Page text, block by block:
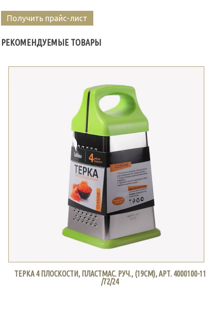
Получить прайс-лист
РЕКОМЕНДУЕМЫЕ ТОВАРЫ
ТЕРКА 4 ПЛОСКОСТИ, ПЛАСТМАС. РУЧ., (19СМ), АРТ. 4000100-11
/72/24